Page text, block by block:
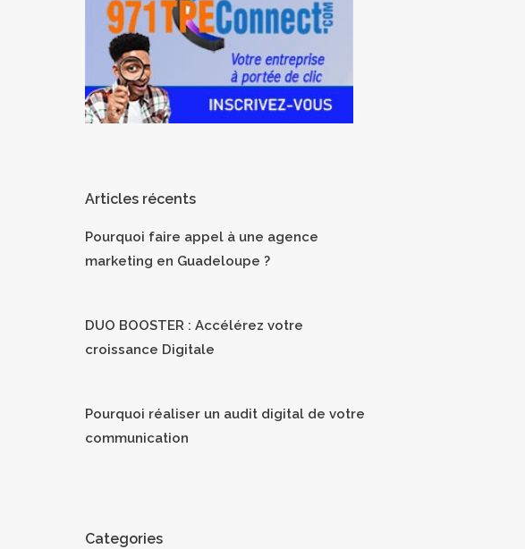
Articles récents
Pourquoi faire appel à une agence
marketing en Guadeloupe ?
DUO BOOSTER : Accélérez votre
croissance Digitale
Pourquoi réaliser un audit digital de votre
communication
Categories